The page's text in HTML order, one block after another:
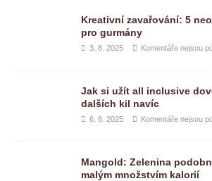
Kreativní zavařování: 5
pro gurmány
3. 8. 2025 Komentáře nejsou
Jak si užít all inclusive
dalších kil navíc
6. 6. 2025 Komentáře nejsou
Mangold: Zelenina
malým množstvím kalorií